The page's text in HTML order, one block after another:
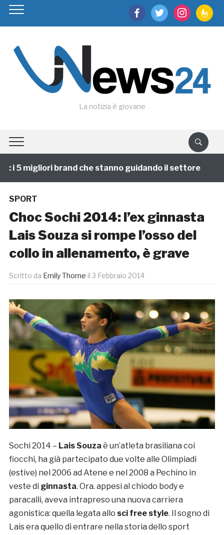
facebooktwitter instagram
La notizia è giovane
5 migliori brand che stanno guidando il settore
SPORT
Choc Sochi 2014: l’ex ginnasta
Lais Souza si rompe l’osso del
collo in allenamento, è grave
Scritto da Emily Thorne il 3 Febbraio 2014
Sochi 2014 – Lais Souza è un’atleta brasiliana coi
fiocchi, ha già partecipato due volte alle Olimpiadi
(estive) nel 2006 ad Atene e nel 2008 a Pechino in
veste di ginnasta. Ora. appesi al chiodo body e
paracalli, aveva intrapreso una nuova carriera
agonistica: quella legata allo sci free style. Il sogno di
Lais era quello di entrare nella storia dello sport